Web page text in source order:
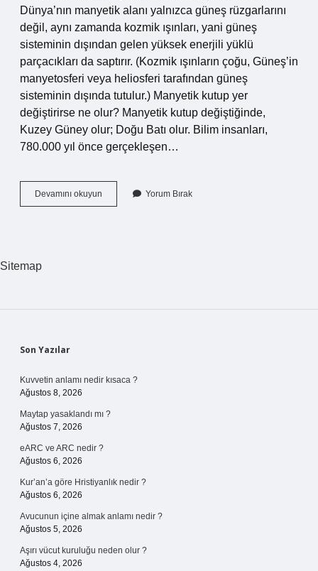
Dünya’nın manyetik alanı yalnızca güneş rüzgarlarını
değil, aynı zamanda kozmik ışınları, yani güneş
sisteminin dışından gelen yüksek enerjili yüklü
parçacıkları da saptırır. (Kozmik ışınların çoğu, Güneş’in
manyetosferi veya heliosferi tarafından güneş
sisteminin dışında tutulur.) Manyetik kutup yer
değiştirirse ne olur? Manyetik kutup değiştiğinde,
Kuzey Güney olur; Doğu Batı olur. Bilim insanları,
780.000 yıl önce gerçekleşen…
Devamını okuyun Manyetik
Alanı
Yorum Bırak
Sitemap
Sidebar
Son Yazılar
Kuvvetin anlamı nedir kısaca ?
Ağustos 8, 2026
Maytap yasaklandı mı ?
Ağustos 7, 2026
eARC ve ARC nedir ?
Ağustos 6, 2026
Kur’an’a göre Hristiyanlık nedir ?
Ağustos 6, 2026
Avucunun içine almak anlamı nedir ?
Ağustos 5, 2026
Aşırı vücut kuruluğu neden olur ?
Ağustos 4, 2026